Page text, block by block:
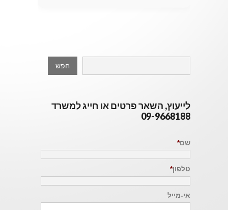
לייעוץ, השאר פרטים או חייג למשרד
09-9668188
שם*
טלפון*
אי-מייל